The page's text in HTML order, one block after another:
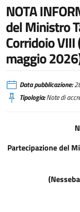
NOTA
del Ministro
Corridoio
maggio
Data pubblicazione:
Tipologia:Note di
Partecipazione del